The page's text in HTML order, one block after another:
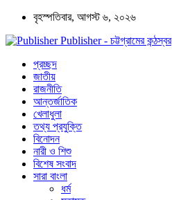
বৃহস্পতিবার, আগস্ট ৬, ২০২৬
Publisher - চট্টগ্রামের কন্ঠস্বর
প্রচ্ছদ
জাতীয়
রাজনীতি
আন্তর্জাতিক
খেলাধুলা
তথ্য প্রযুক্তি
বিনোদন
নারী ও শিশু
বিশেষ সংবাদ
সারা বাংলা
ধর্ম